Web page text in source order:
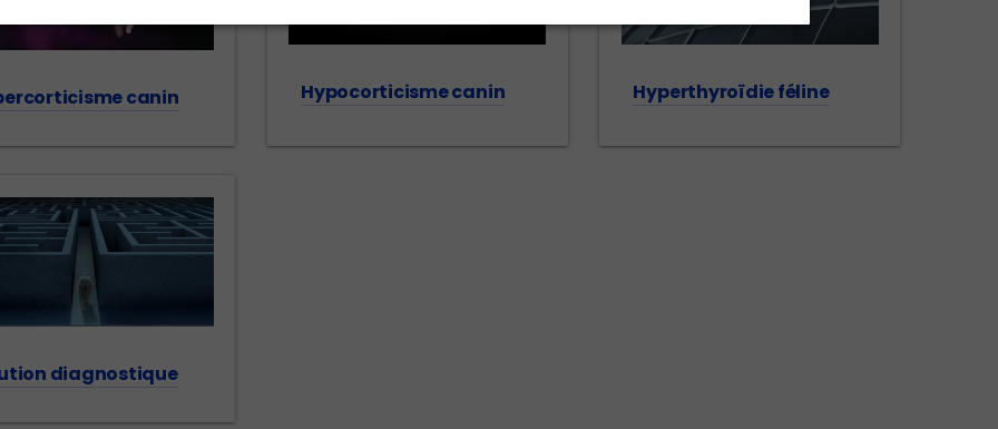
canin Hypocorticisme canin Hyperthyroïdie féline
diagnostique